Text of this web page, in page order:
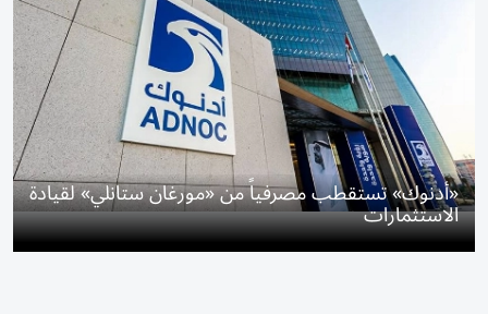
«أدنوك» تستقطب مصرفياً من «مورغان ستانلي» لقيادة
الاستثمارات